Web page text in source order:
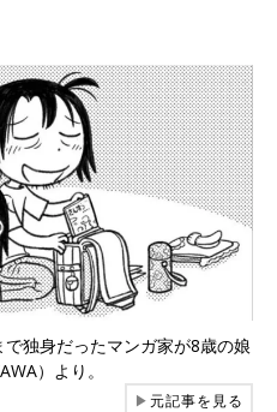
独身だったマンガ家が8歳の娘
）より。
▶元記事を見る